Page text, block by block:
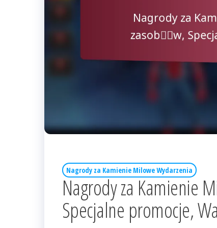
Nagrody za Kamienie Milowe Wydarzenia
Nagrody za Kamienie
Specjalne promocje,